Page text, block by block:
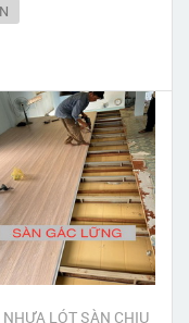
LÓT SÀN CHỊU